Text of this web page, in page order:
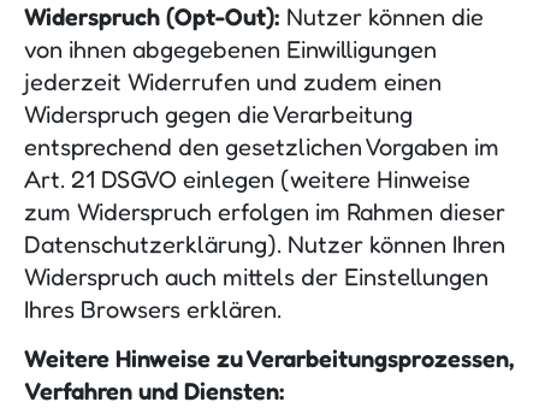
Widerspruch (Opt-Out): Nutzer können die
von ihnen abgegebenen Einwilligungen
jederzeit Widerrufen und zudem einen
Widerspruch gegen die Verarbeitung
entsprechend den gesetzlichen Vorgaben im
Art. 21 DSGVO einlegen (weitere Hinweise
zum Widerspruch erfolgen im Rahmen dieser
Datenschutzerklärung). Nutzer können Ihren
Widerspruch auch mittels der Einstellungen
Ihres Browsers erklären.
Weitere Hinweise zu Verarbeitungsprozessen,
Verfahren und Diensten: